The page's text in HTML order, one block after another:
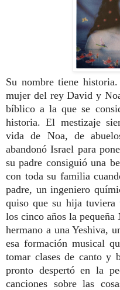
Su nombre tiene
mujer del rey David y
bíblico a la que se
historia. El mestizaje
vida de Noa, de
abandonó Israel para
su padre consiguió una
con toda su familia
padre, un ingeniero
quiso que su hija tuviera
los cinco años la
hermano a una Yeshiva,
esa formación musical
tomar clases de canto y
pronto despertó en la
canciones sobre las